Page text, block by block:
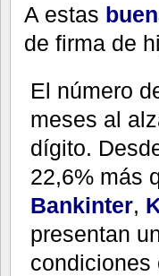
A estas
de firma de
El número
meses al
dígito.
22,6% más
Bankinter,
presentan
condiciones